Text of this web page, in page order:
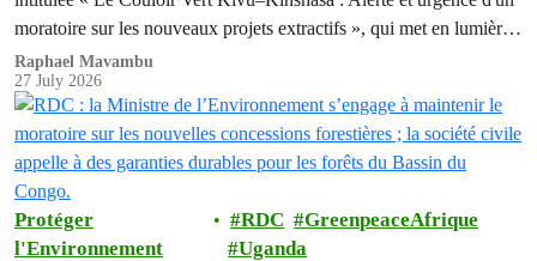
moratoire sur les nouveaux projets extractifs », qui met en lumière
les profondes contradictions entre l'ambitieux programme de
conservation de la République Démocratique du Congo (RDC) et
la poursuite de l'expansion des activités pétrolières, gazières et…
Raphael Mavambu
27 July 2026
Protéger
l'Environnement
RDC
GreenpeaceAfrique
Uganda